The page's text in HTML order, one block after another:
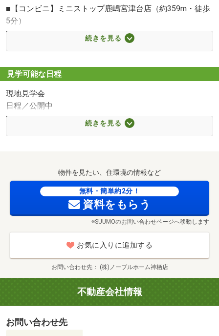
■【コンビニ】ミニストップ鹿嶋宮津台店（約359m・徒歩
5分）
■【スーパー】フーズマーケットさえき鹿嶋店（約794m・
ジアム）（約1900m・徒歩24分）
■【病院】さくらクリニック（約550m・徒歩7分）
■【病院】善仁会小山記念病院（約2399m・徒歩30分）
■【図書館】鹿嶋市立中央図書館（約1292m・徒歩17分）
■【小学校】鹿嶋市立波野小学校（約1351m・徒歩17分）
■【中学校】鹿嶋市立鹿島中学校（約1293m・徒歩17分）
■【駅】JR鹿島線「鹿島サッカースタジアム」駅（約
2900m・徒歩37分）
■【ショッピングセンター】鹿島ショッピングセンター
（約1076m・徒歩14分）
■【ドラッグストア】クスリのアオキ神向寺店（約
■【ドラッグストア】ウエルシア鹿嶋宮津台店（約
■【ホームセンター】コメリパワー鹿嶋店（約1657m・徒
歩21分）
■【幼稚園・保育園】鹿嶋市立波野幼稚園（約920m・徒歩
続きを見る
見学可能な日程
現地見学会
日程／公開中
時間／10:00～17:45
◆◆見学・相談予約 受付中◆◆
◆ お客様のご都合に合わせた柔軟なご案内
・短いお時間でのご案内も承りますので、「まずは少し話
だけ聞いてみたい」「建物だけ見てみたい」という方も大
歓迎です！
・しっかりご検討されたい方には、ご見学とあわせて資金
計画や建物仕様について、丁寧にご説明いたします。
・集合場所はご予約確認時にご相談可能です。現地・店
舗・オンラインに対応しております。
◆ お子様連れの方も安心してご来場いただけます！
手が可能です。
続きを見る
物件を見たい、住環境の情報など
無料・簡単約2分！
資料をもらう
※SUUMOのお問い合わせページへ移動します
お気に入りに追加する
お問い合わせ先 (株)ノーブルホーム神栖店
不動産会社情報
お問い合わせ先